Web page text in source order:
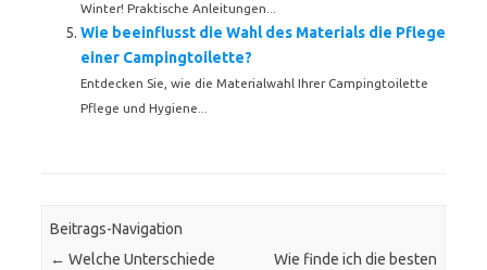
Winter! Praktische Anleitungen...
Wie beeinflusst die Wahl des Materials die Pflege
einer Campingtoilette?
Entdecken Sie, wie die Materialwahl Ihrer Campingtoilette
Pflege und Hygiene...
Beitrags-Navigation
← Welche Unterschiede
Wie finde ich die besten